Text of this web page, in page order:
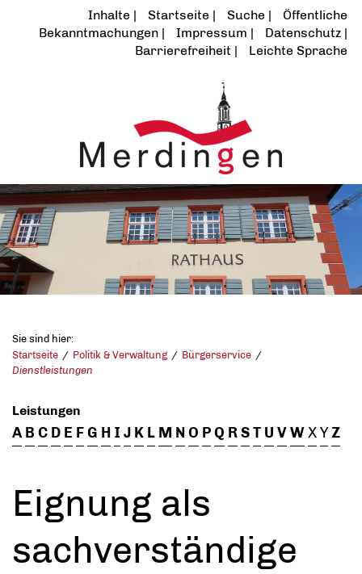
Inhalte Startseite Suche
Öffentliche
Bekanntmachungen
Impressum
Datenschutz
Barrierefreiheit
Leichte Sprache
Sie sind hier:
Startseite
Politik & Verwaltung
Bürgerservice
Dienstleistungen
Leistungen
A B C D E FG H I J K L M NO PQ RST U VWXYZ
Eignung als
sachverständige